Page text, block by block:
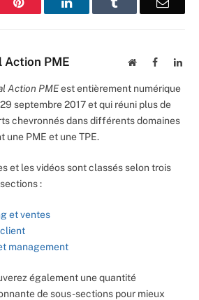
Action PME WebsiteFacebook
Action PMEest entièrement numérique
septembre 2017 et qui réuni plus de
chevronnés dans différents domaines
une PME et une TPE.
et les vidéos sont classés selon trois
:
et ventes
management
également une quantité
de sous-sections pour mieux